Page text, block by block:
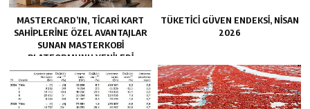
MASTERCARD’IN, TICARI KART
SAHIPLERINE ÖZEL AVANTAJLAR
SUNAN MASTERKOBİ
PLATFORMUNU YENILEDI
TÜKETICI GÜVEN ENDEKSI, NISAN
2026